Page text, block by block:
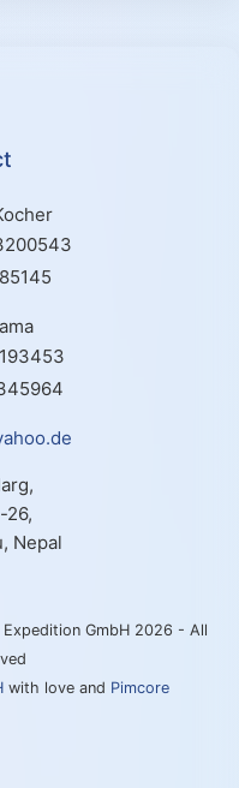
26,
Nepal
GmbH 2026 - All
with love and Pimcore